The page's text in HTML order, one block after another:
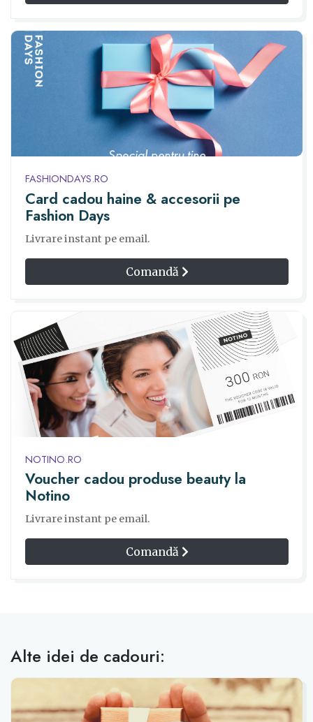
FASHIONDAYS.RO
Card cadou haine & accesorii pe
Fashion Days
Livrare instant pe email.
Comandă
NOTINO.RO
Voucher cadou produse beauty la
Notino
Livrare instant pe email.
Comandă
Alte idei de cadouri: